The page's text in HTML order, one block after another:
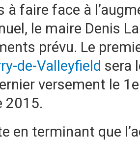
à faire face à
le maire Denis
prévu. Le
de-Valleyfield sera
versement le
2015.
en terminant que